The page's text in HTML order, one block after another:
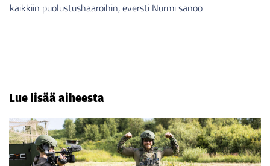
kaikkiin puolustushaaroihin, eversti Nurmi sanoo
Lue lisää aiheesta